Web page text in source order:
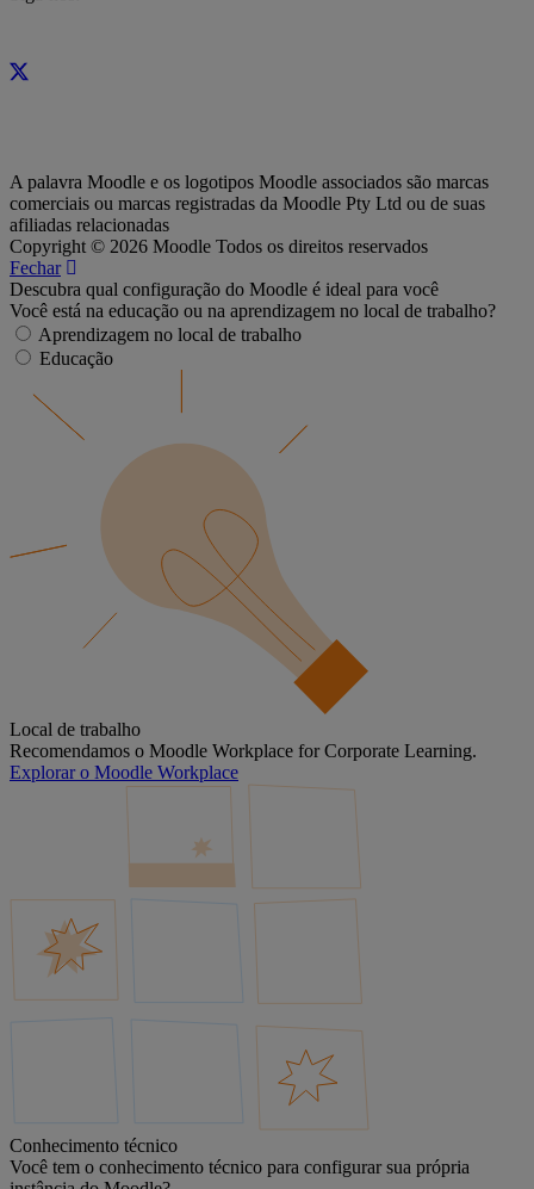
A palavra Moodle e os logotipos Moodle associados são marcas
comerciais ou marcas registradas da Moodle Pty Ltd ou de suas
afiliadas relacionadas
Copyright © 2026 Moodle Todos os direitos reservados
Fechar
Descubra qual configuração do Moodle é ideal para você
Você está na educação ou na aprendizagem no local de trabalho?
Aprendizagem no local de trabalho
Educação
Local de trabalho
Recomendamos o Moodle Workplace for Corporate Learning.
Explorar o Moodle Workplace
Conhecimento técnico
Você tem o conhecimento técnico para configurar sua própria